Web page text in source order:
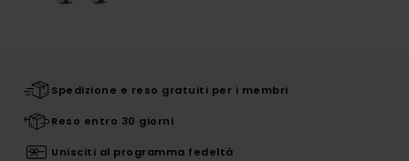
Spedizione e reso gratuiti per i membri
Reso entro 30 giorni
Unisciti al programma fedeltà